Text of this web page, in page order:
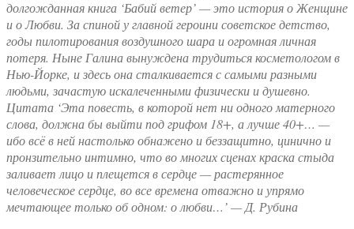
долгожданная книга ‘Бабий ветер’ — это история о Женщине
и о Любви. За спиной у главной героини советское детство,
годы пилотирования воздушного шара и огромная личная
потеря. Ныне Галина вынуждена трудиться косметологом в
Нью-Йорке, и здесь она сталкивается с самыми разными
людьми, зачастую искалеченными физически и душевно.
Цитата ‘Эта повесть, в которой нет ни одного матерного
слова, должна бы выйти под грифом 18+, а лучше 40+… —
ибо всё в ней настолько обнажено и беззащитно, цинично и
пронзительно интимно, что во многих сценах краска стыда
заливает лицо и плещется в сердце — растерянное
человеческое сердце, во все времена отважно и упрямо
мечтающее только об одном: о любви…’ — Д. Рубина